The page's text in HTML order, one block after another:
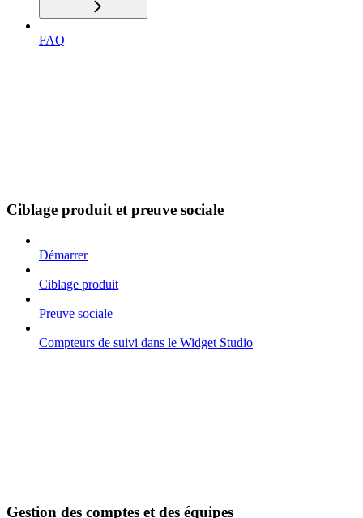
FAQ
Ciblage produit et preuve sociale
Démarrer
Ciblage produit
Preuve sociale
Compteurs de suivi dans le Widget Studio
Gestion des comptes et des équipes